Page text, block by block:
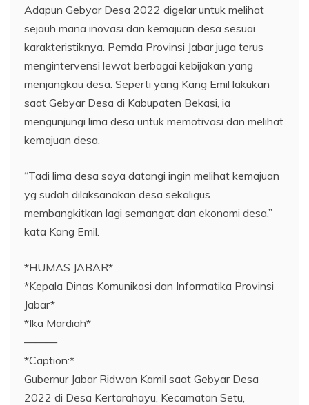
Adapun Gebyar Desa 2022 digelar untuk melihat
sejauh mana inovasi dan kemajuan desa sesuai
karakteristiknya. Pemda Provinsi Jabar juga terus
mengintervensi lewat berbagai kebijakan yang
menjangkau desa. Seperti yang Kang Emil lakukan
saat Gebyar Desa di Kabupaten Bekasi, ia
mengunjungi lima desa untuk memotivasi dan melihat
kemajuan desa.
“Tadi lima desa saya datangi ingin melihat kemajuan
yg sudah dilaksanakan desa sekaligus
membangkitkan lagi semangat dan ekonomi desa,”
kata Kang Emil.
*HUMAS JABAR*
*Kepala Dinas Komunikasi dan Informatika Provinsi
Jabar*
*Ika Mardiah*
———
*Caption:*
Gubernur Jabar Ridwan Kamil saat Gebyar Desa
2022 di Desa Kertarahayu, Kecamatan Setu,